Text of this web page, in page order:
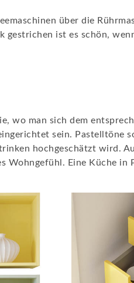
über die
gestrichen ist es schön,
wo man sich dem
sein. Pastelltöne
hochgeschätzt wird.
Wohngefühl. Eine Küche